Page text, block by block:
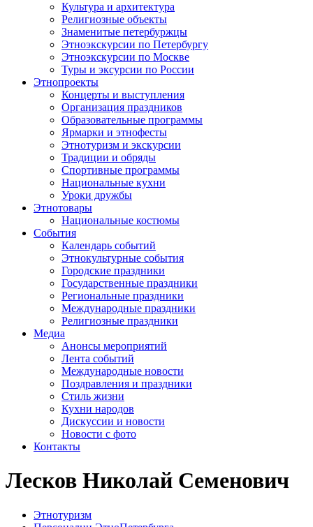
Культура и архитектура
Религиозные объекты
Знаменитые петербуржцы
Этноэкскурсии по Петербургу
Этноэкскурсии по Москве
Туры и эксурсии по России
Этнопроекты
Концерты и выступления
Организация праздников
Образовательные программы
Ярмарки и этнофесты
Этнотуризм и экскурсии
Традиции и обряды
Спортивные программы
Национальные кухни
Уроки дружбы
Этнотовары
Национальные костюмы
События
Календарь событий
Этнокультурные события
Городские праздники
Государственные праздники
Региональные праздники
Международные праздники
Религиозные праздники
Медиа
Анонсы мероприятий
Лента событий
Международные новости
Поздравления и праздники
Cтиль жизни
Кухни народов
Дискуссии и новости
Новости с фото
Контакты
Лесков Николай Семенович
Этнотуризм